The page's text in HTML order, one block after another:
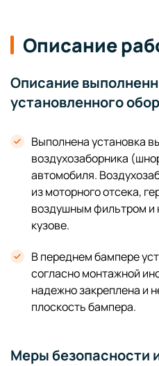
Описание
Описание
установленного
Выполнена установка
воздухозаборника
автомобиля.
из моторного отсека,
воздушным фильтром и
кузове.
В переднем бампере
согласно монтажной
надежно закреплена и
плоскость бампера.
Меры безопасности